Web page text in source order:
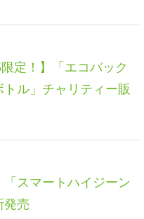
定！】「エコバック
ル」チャリティー販
スマートハイジーン
発売